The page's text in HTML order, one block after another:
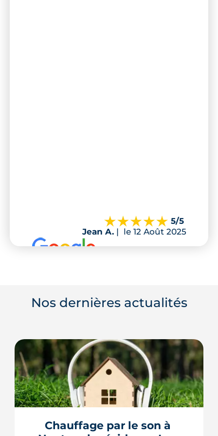
5/5
Jean A. | le 12 Août 2025
Nos dernières actualités
Chauffage par le son à